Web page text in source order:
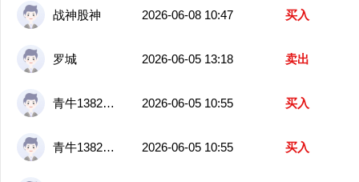
战神股神 2026-06-08 10:47 买入
罗城 2026-06-05 13:18 卖出
青牛13825208405 2026-06-05 10:55 买入
青牛13825208405 2026-06-05 10:55 买入